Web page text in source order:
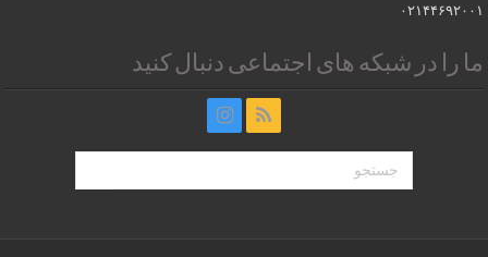
۰۲۱۴۴۶۹۲۰۰۱
ما را در شبکه های اجتماعی دنبال کنید